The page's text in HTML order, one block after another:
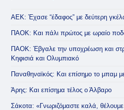
ΑΕΚ: Έχασε “έδαφος” με δεύτερη
ΠΑΟΚ: Και πάλι πρώτος με ωραίο
ΠΑΟΚ: Έβγαλε την υποχρέωση και
Κηφισιά και Ολυμπιακό
Παναθηναϊκός: Και επίσημο το μπαμ με
Άρης: Και επίσημα τέλος ο Άλβαρο
Σάκοτα: «Γνωριζόμαστε καλά,